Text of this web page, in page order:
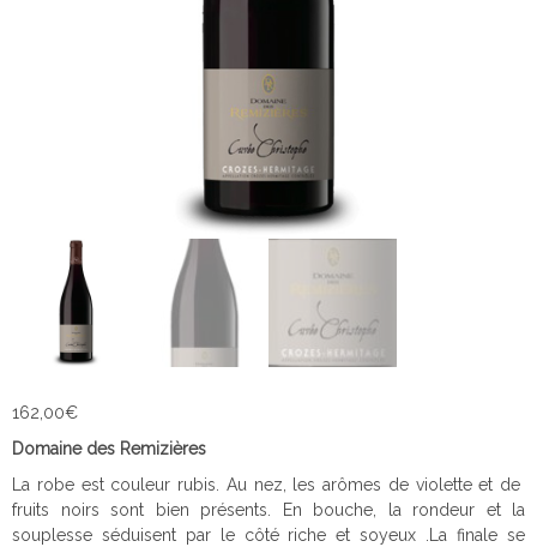
162,00€
Domaine des Remizières
La robe est couleur rubis. Au nez, les arômes de violette et de
fruits noirs sont bien présents. En bouche, la rondeur et la
souplesse séduisent par le côté riche et soyeux .La finale se